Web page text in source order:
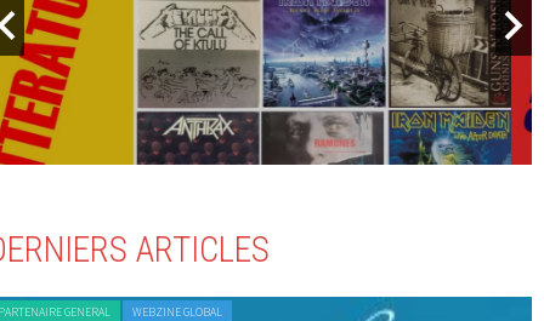
ARTICLES
GENERAL WEBZINE GLOBAL